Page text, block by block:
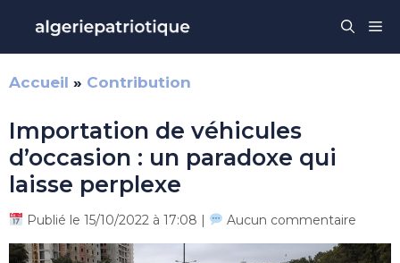
contenu
Accueil » Contribution
Importation de véhicules
d’occasion : un paradoxe qui
laisse perplexe
Publié le 15/10/2022 à 17:08 | Aucun commentaire